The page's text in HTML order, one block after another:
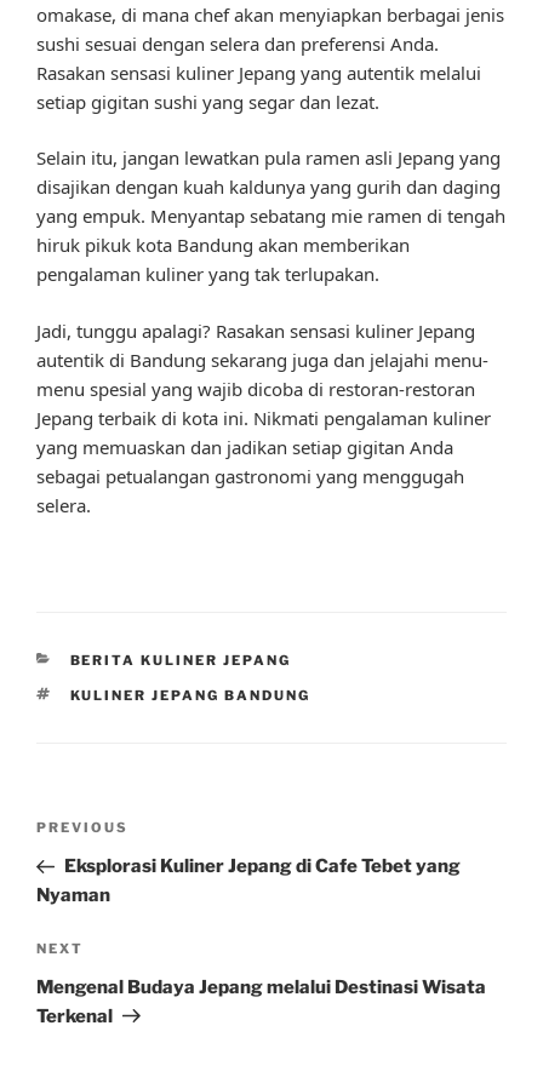
omakase, di mana chef akan menyiapkan berbagai jenis
sushi sesuai dengan selera dan preferensi Anda.
Rasakan sensasi kuliner Jepang yang autentik melalui
setiap gigitan sushi yang segar dan lezat.
Selain itu, jangan lewatkan pula ramen asli Jepang yang
disajikan dengan kuah kaldunya yang gurih dan daging
yang empuk. Menyantap sebatang mie ramen di tengah
hiruk pikuk kota Bandung akan memberikan
pengalaman kuliner yang tak terlupakan.
Jadi, tunggu apalagi? Rasakan sensasi kuliner Jepang
autentik di Bandung sekarang juga dan jelajahi menu-
menu spesial yang wajib dicoba di restoran-restoran
Jepang terbaik di kota ini. Nikmati pengalaman kuliner
yang memuaskan dan jadikan setiap gigitan Anda
sebagai petualangan gastronomi yang menggugah
selera.
CATEGORIES
BERITA KULINER JEPANG
TAGS
KULINER JEPANG BANDUNG
Previous
Post
PREVIOUS
Eksplorasi Kuliner Jepang di Cafe Tebet yang
Nyaman
Next
Post
NEXT
Mengenal Budaya Jepang melalui Destinasi Wisata
Terkenal